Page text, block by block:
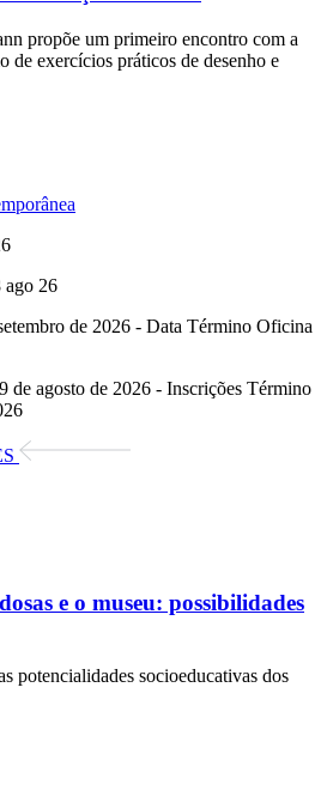
propõe um primeiro encontro com a
de exercícios práticos de desenho e
ago 26
de 2026 - Data Término Oficina
de agosto de 2026 - Inscrições Término
e o museu: possibilidades
potencialidades socioeducativas dos